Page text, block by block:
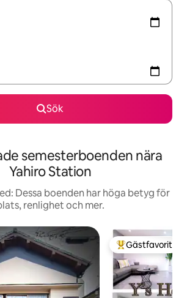
Sök
semesterboenden nära
Yahiro Station
Dessa boenden har höga betyg för
renlighet och mer.
Populär
Gästfavorit